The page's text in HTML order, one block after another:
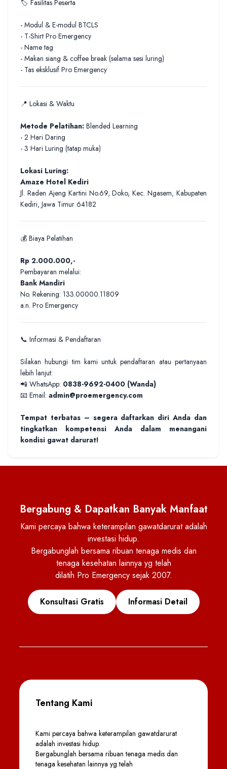
🏷️ Fasilitas Peserta
- Modul & E-modul BTCLS
- T-Shirt Pro Emergency
- Name tag
- Makan siang & coffee break (selama sesi luring)
- Tas eksklusif Pro Emergency
📍 Lokasi & Waktu
Metode Pelatihan: Blended Learning
- 2 Hari Daring
- 3 Hari Luring (tatap muka)
Lokasi Luring:
Amaze Hotel Kediri
Jl. Raden Ajeng Kartini No.69, Doko, Kec. Ngasem, Kabupaten
Kediri, Jawa Timur 64182
💰 Biaya Pelatihan
Rp 2.000.000,-
Pembayaran melalui:
Bank Mandiri
No. Rekening: 133.00000.11809
a.n. Pro Emergency
📞 Informasi & Pendaftaran
Silakan hubungi tim kami untuk pendaftaran atau pertanyaan
lebih lanjut:
📲 WhatsApp: 0838-9692-0400 (Wanda)
📧 Email: admin@proemergency.com
Tempat terbatas – segera daftarkan diri Anda dan
tingkatkan kompetensi Anda dalam menangani
kondisi gawat darurat!
Bergabung & Dapatkan Banyak Manfaat
Kami percaya bahwa keterampilan gawatdarurat adalah
investasi hidup.
Bergabunglah bersama ribuan tenaga medis dan
tenaga kesehatan lainnya yg telah
dilatih Pro Emergency sejak 2007.
Konsultasi Gratis Informasi Detail
Tentang Kami
Kami percaya bahwa keterampilan gawatdarurat
adalah investasi hidup.
Bergabunglah bersama ribuan tenaga medis dan
tenaga kesehatan lainnya yg telah